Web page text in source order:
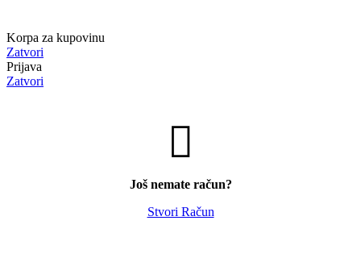
Korpa za kupovinu
Zatvori
Prijava
Zatvori
Još nemate račun?
Stvori Račun